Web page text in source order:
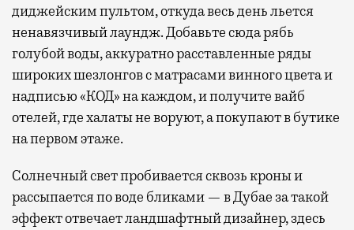
диджейским пультом, откуда весь день льется
ненавязчивый лаундж. Добавьте сюда рябь
голубой воды, аккуратно расставленные ряды
широких шезлонгов с матрасами винного цвета и
надписью «КОД» на каждом, и получите вайб
отелей, где халаты не воруют, а покупают в бутике
на первом этаже.
Солнечный свет пробивается сквозь кроны и
рассыпается по воде бликами — в Дубае за такой
эффект отвечает ландшафтный дизайнер, здесь